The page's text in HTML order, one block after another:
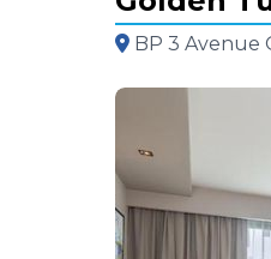
BP 3 Avenue